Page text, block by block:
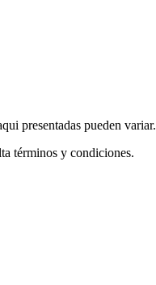
presentadas pueden variar.
términos y condiciones.